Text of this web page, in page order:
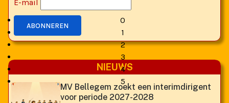
0
1
2
3
4
5
E-mail
ABONNEREN
NIEUWS
MV Bellegem zoekt een interimdirigent
voor periode 2027-2028